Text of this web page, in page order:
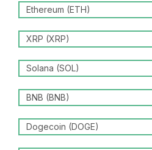
Ethereum (ETH)
XRP (XRP)
Solana (SOL)
BNB (BNB)
Dogecoin (DOGE)